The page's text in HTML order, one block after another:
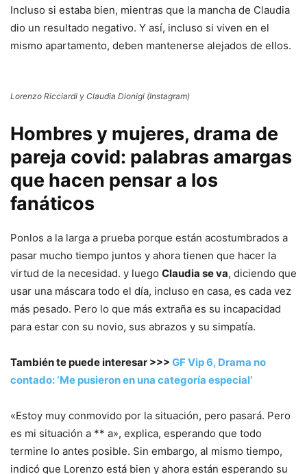
Incluso si estaba bien, mientras que la mancha de Claudia
dio un resultado negativo. Y así, incluso si viven en el
mismo apartamento, deben mantenerse alejados de ellos.
Lorenzo Ricciardi y Claudia Dionigi (Instagram)
Hombres y mujeres, drama de
pareja covid: palabras amargas
que hacen pensar a los
fanáticos
Ponlos a la larga a prueba porque están acostumbrados a
pasar mucho tiempo juntos y ahora tienen que hacer la
virtud de la necesidad. y luego Claudia se va, diciendo que
usar una máscara todo el día, incluso en casa, es cada vez
más pesado. Pero lo que más extraña es su incapacidad
para estar con su novio, sus abrazos y su simpatía.
También te puede interesar >>> GF Vip 6, Drama no
contado: ‘Me pusieron en una categoría especial’
«Estoy muy conmovido por la situación, pero pasará. Pero
es mi situación a ** a», explica, esperando que todo
termine lo antes posible. Sin embargo, al mismo tiempo,
indicó que Lorenzo está bien y ahora están esperando su